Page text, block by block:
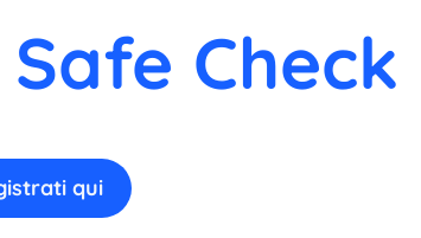
Check
qui